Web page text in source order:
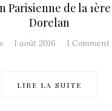
Parisienne de la
Dorelan
1 août 2016 1 Comment
LIRE LA SUITE